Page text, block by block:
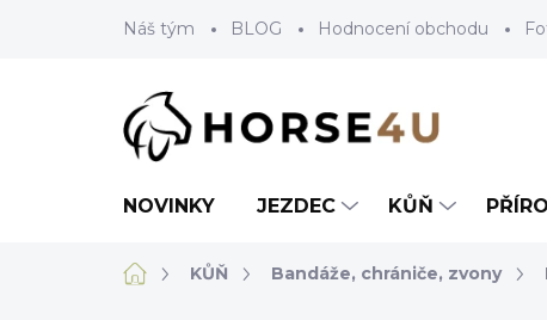
Náš tým BLOG Hodnocení obchodu
NOVINKY JEZDEC KŮŇ
DomůKŮŇ Bandáže, chrániče, zvony